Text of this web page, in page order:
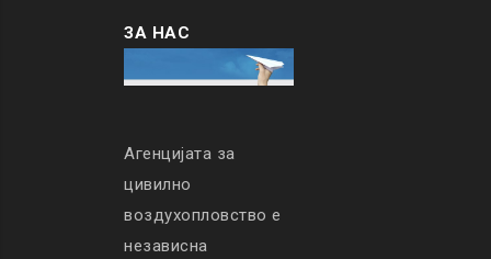
ЗА НАС
Агенцијата за
цивилно
воздухопловство е
независна